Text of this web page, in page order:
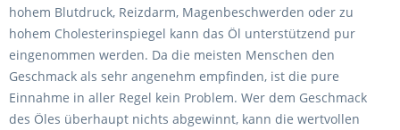
hohem Blutdruck, Reizdarm, Magenbeschwerden oder zu
hohem Cholesterinspiegel kann das Öl unterstützend pur
eingenommen werden. Da die meisten Menschen den
Geschmack als sehr angenehm empfinden, ist die pure
Einnahme in aller Regel kein Problem. Wer dem Geschmack
des Öles überhaupt nichts abgewinnt, kann die wertvollen